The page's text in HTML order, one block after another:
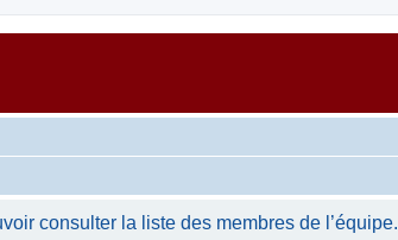
consulter la liste des membres de l’équipe.